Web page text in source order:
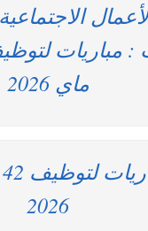
ماي 2026
2026